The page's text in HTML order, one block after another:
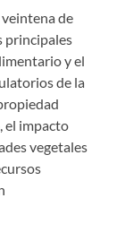
veintena de
principales
y el
de la
el impacto
vegetales